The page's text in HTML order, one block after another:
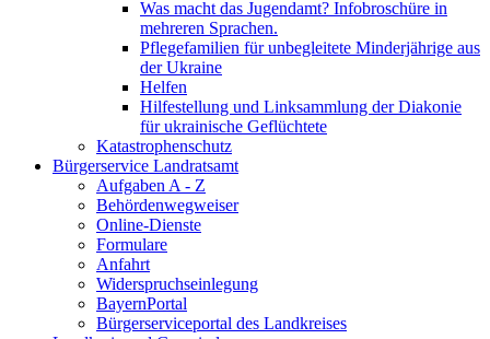
Was macht das Jugendamt? Infobroschüre in
mehreren Sprachen.
Pflegefamilien für unbegleitete Minderjährige aus
der Ukraine
Helfen
Hilfestellung und Linksammlung der Diakonie
für ukrainische Geflüchtete
Katastrophenschutz
Bürgerservice Landratsamt
Aufgaben A - Z
Behördenwegweiser
Online-Dienste
Formulare
Anfahrt
Widerspruchseinlegung
BayernPortal
Bürgerserviceportal des Landkreises